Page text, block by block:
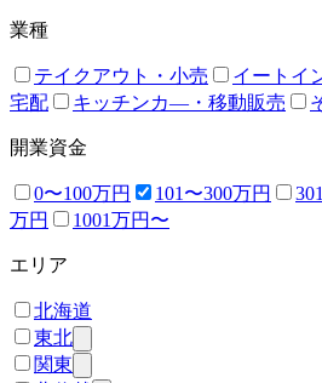
業種
テイクアウト・小売 イートイ
宅配
キッチンカ―・移動販売
開業資金
0〜100万円 101〜300万円
万円
1001万円〜
エリア
北海道
東北
関東